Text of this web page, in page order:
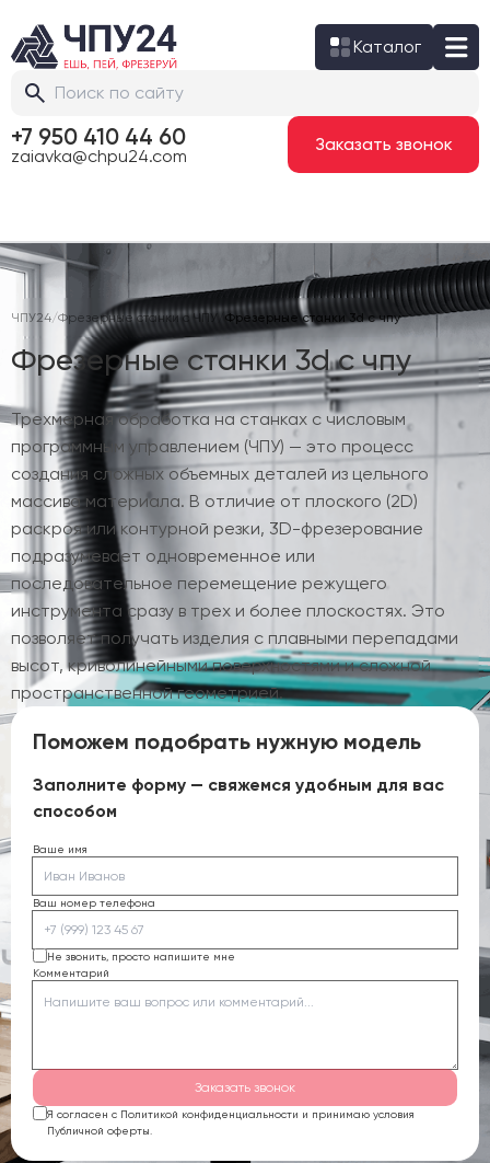
Каталог
+7 950 410 44 60
zaiavka@chpu24.com
Заказать звонок
ЧПУ24/Фрезерные станки с ЧПУ / Фрезерные станки 3d с чпу
Фрезерные станки 3d с чпу
Трехмерная обработка на станках с числовым
программным управлением (ЧПУ) — это процесс
создания сложных объемных деталей из цельного
массива материала. В отличие от плоского (2D)
раскроя или контурной резки, 3D-фрезерование
подразумевает одновременное или
последовательное перемещение режущего
инструмента сразу в трех и более плоскостях. Это
позволяет получать изделия с плавными перепадами
высот, криволинейными поверхностями и сложной
пространственной геометрией.
Поможем подобрать нужную модель
Заполните форму — свяжемся удобным для вас
способом
Ваше имя
Ваш номер телефона
Не звонить, просто напишите мне
Комментарий
Заказать звонок
Я согласен с Политикой конфиденциальности и принимаю условия
Публичной оферты.